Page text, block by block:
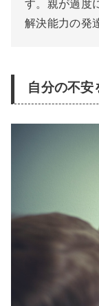
す。親が過度
解決能力の発
自分の不安